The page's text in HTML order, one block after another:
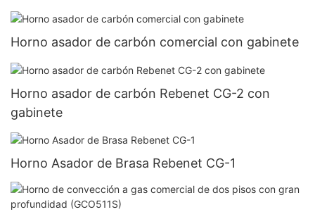
Horno asador de carbón comercial con gabinete
Horno asador de carbón Rebenet CG-2 con
gabinete
Horno Asador de Brasa Rebenet CG-1